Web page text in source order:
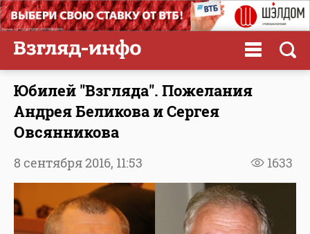
Юбилей "Взгляда". Пожелания
Андрея Беликова и Сергея
Овсянникова
1633
8 сентября 2016, 11:53